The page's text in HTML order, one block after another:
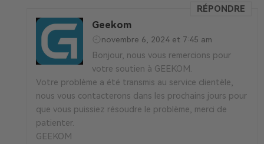
Geekom
novembre 6, 2024 et 7:45 am
RÉPONDRE
Bonjour, nous vous remercions pour
votre soutien à GEEKOM.
Votre problème a été transmis au service clientèle,
nous vous contacterons dans les prochains jours pour
que vous puissiez résoudre le problème, merci de
patienter.
GEEKOM